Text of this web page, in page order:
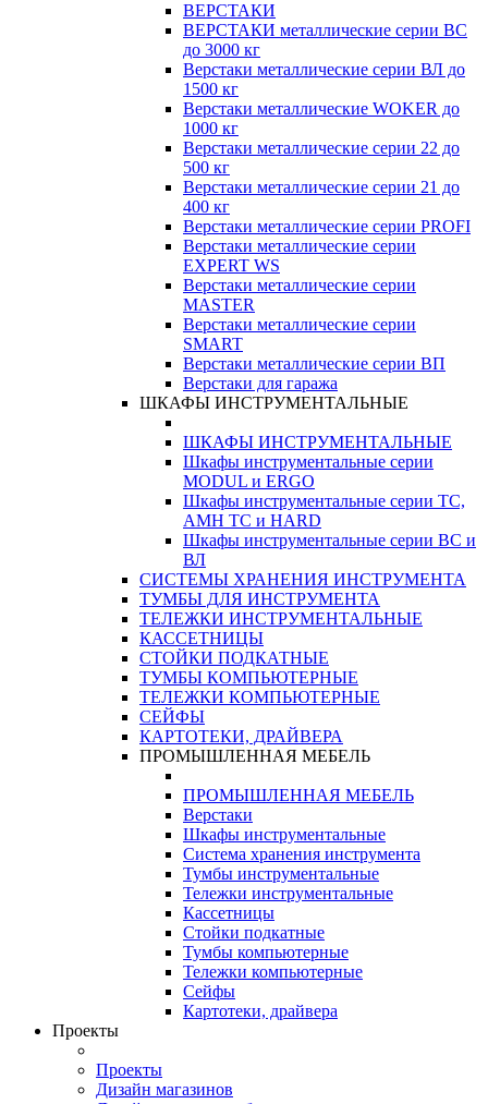
ВЕРСТАКИ
ВЕРСТАКИ металлические серии ВС
до 3000 кг
Верстаки металлические серии ВЛ до
1500 кг
Верстаки металлические WOKER до
1000 кг
Верстаки металлические серии 22 до
500 кг
Верстаки металлические серии 21 до
400 кг
Верстаки металлические серии PROFI
Верстаки металлические серии
EXPERT WS
Верстаки металлические серии
MASTER
Верстаки металлические серии
SMART
Верстаки металлические серии ВП
Верстаки для гаража
ШКАФЫ ИНСТРУМЕНТАЛЬНЫЕ
ШКАФЫ ИНСТРУМЕНТАЛЬНЫЕ
Шкафы инструментальные серии
MODUL и ERGO
Шкафы инструментальные серии ТС,
АМН ТС и HARD
Шкафы инструментальные серии ВС и
ВЛ
СИСТЕМЫ ХРАНЕНИЯ ИНСТРУМЕНТА
ТУМБЫ ДЛЯ ИНСТРУМЕНТА
ТЕЛЕЖКИ ИНСТРУМЕНТАЛЬНЫЕ
КАССЕТНИЦЫ
СТОЙКИ ПОДКАТНЫЕ
ТУМБЫ КОМПЬЮТЕРНЫЕ
ТЕЛЕЖКИ КОМПЬЮТЕРНЫЕ
СЕЙФЫ
КАРТОТЕКИ, ДРАЙВЕРА
ПРОМЫШЛЕННАЯ МЕБЕЛЬ
ПРОМЫШЛЕННАЯ МЕБЕЛЬ
Верстаки
Шкафы инструментальные
Система хранения инструмента
Тумбы инструментальные
Тележки инструментальные
Кассетницы
Стойки подкатные
Тумбы компьютерные
Тележки компьютерные
Сейфы
Картотеки, драйвера
Проекты
Проекты
Дизайн магазинов